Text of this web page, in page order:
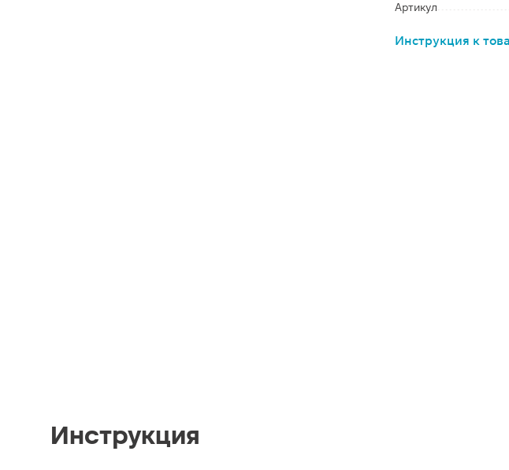
Артикул
Инструкция к
Инструкция